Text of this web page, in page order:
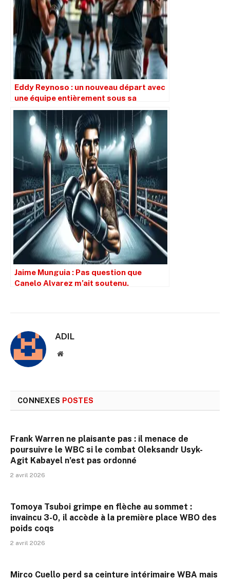
Eddy Reynoso : un nouveau départ avec
une équipe entièrement sous sa
supervision
Jaime Munguia : Pas question que
Canelo Alvarez m’ait soutenu.
ADIL
Site
CONNEXES POSTES
Frank Warren ne plaisante pas : il menace de
poursuivre le WBC si le combat Oleksandr Usyk-
Agit Kabayel n’est pas ordonné
2 avril 2026
Tomoya Tsuboi grimpe en flèche au sommet :
invaincu 3-0, il accède à la première place WBO des
poids coqs
2 avril 2026
Mirco Cuello perd sa ceinture intérimaire WBA mais